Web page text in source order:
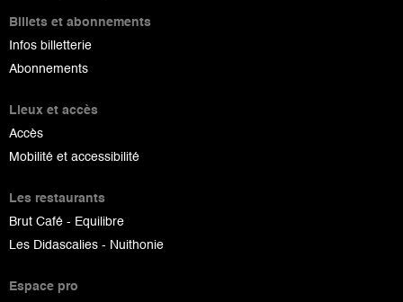
Billets et abonnements
Infos billetterie
Abonnements
Lieux et accès
Accès
Mobilité et accessibilité
Les restaurants
Brut Café - Equilibre
Les Didascalies - Nuithonie
Espace pro